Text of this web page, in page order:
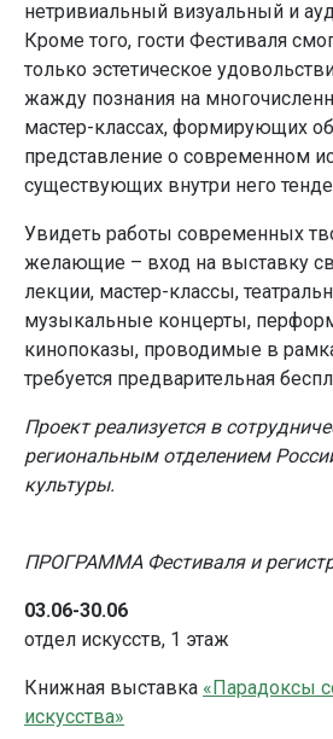
нетривиальный визуальный и
Кроме того, гости Фестиваля
только эстетическое
жажду познания на
мастер-классах, формирующих
представление о современном
существующих внутри него
Увидеть работы современных
желающие – вход на выставку
лекции, мастер-классы,
музыкальные концерты,
кинопоказы, проводимые в
требуется предварительная
Проект реализуется в
региональным отделением
культуры.
ПРОГРАММАФестиваля и
03.06-30.06
отдел искусств, 1 этаж
Книжная выставка «Парадоксы
искусства»